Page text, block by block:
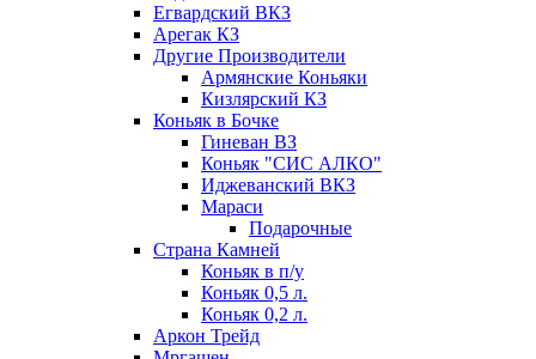
Егвардский ВКЗ
Арегак КЗ
Другие Производители
Армянские Коньяки
Кизлярский КЗ
Коньяк в Бочке
Гиневан ВЗ
Коньяк "СИС АЛКО"
Иджеванский ВКЗ
Мараси
Подарочные
Страна Камней
Коньяк в п/у
Коньяк 0,5 л.
Коньяк 0,2 л.
Аркон Трейд